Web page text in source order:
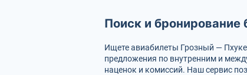
Поиск и бронирование
Ищете авиабилеты Грозный —
предложения по внутренним и
наценок и комиссий. Наш сервис